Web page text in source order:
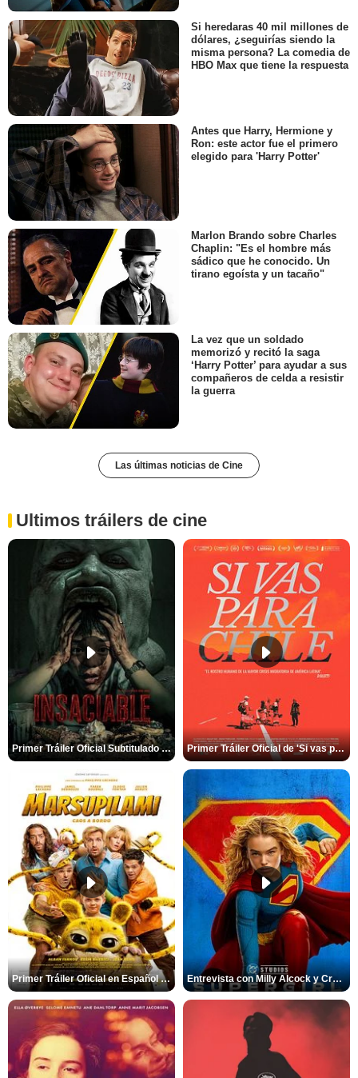
Si heredaras 40 mil millones de
dólares, ¿seguirías siendo la
misma persona? La comedia de
HBO Max que tiene la respuesta
Antes que Harry, Hermione y
Ron: este actor fue el primero
elegido para 'Harry Potter'
Marlon Brando sobre Charles
Chaplin: "Es el hombre más
sádico que he conocido. Un
tirano egoísta y un tacaño"
La vez que un soldado
memorizó y recitó la saga
‘Harry Potter’ para ayudar a sus
compañeros de celda a resistir
la guerra
Las últimas noticias de Cine
Ultimos tráilers de cine
Primer Tráiler Oficial Subtitulado de 'Insaciable' Primer Tráiler Oficial de 'Si vas para Chile'
Primer Tráiler Oficial en Español de 'Marsupilami: Caos a Bordo' Entrevista con Milly Alcock y Craig Gillespie por 'Supergirl'